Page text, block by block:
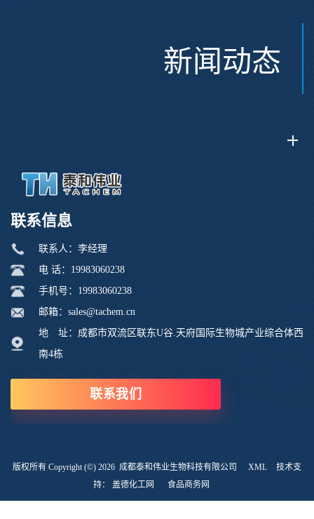
新闻动态
联系信息
联系人：李经理
电 话：19983060238
手机号：19983060238
邮箱：sales@tachem.cn
地 址：成都市双流区联东U谷.天府国际生物城产业综合体西
南4栋
联系我们
版权所有 Copyright (©) 2026 成都泰和伟业生物科技有限公司 XML
技术支
持： 盖德化工网 食品商务网